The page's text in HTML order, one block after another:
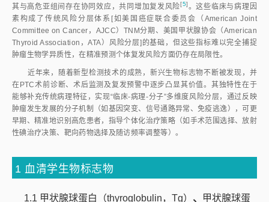
其与高危亚组间存在协同效应，共同增加复发风险[5]。这些临床与病理因
素构成了传统风险分层体系[如美国癌症联合委员会（American Joint
Committee on Cancer，AJCC）TNM分期、美国甲状腺协会（American
Thyroid Association，ATA）风险分层]的基础，但这些指标难以完全捕捉
肿瘤生物学异质性，在精准预测个体复发风险方面仍存在局限性。
近年来，随着新型检测技术的成熟，新兴生物标志物不断被发现，并
在PTC术前诊断、术后监测及复发预警中逐步凸显其价值。其独特性在于
能够补充传统病理特征，实现“临床-病理-分子”多维度风险分层，通过反映
肿瘤发生发展的分子机制（如基因突变、信号通路异常、免疫逃逸），可更
早期、精准地识别高危患者，指导个体化治疗策略（如手术范围选择、放射
性碘治疗决策、靶向药物选择及随访频率调整等）。
1 血清学生物标志物
1.1 甲状腺球蛋白（thyroglobulin，Tg） 、
甲状腺球蛋